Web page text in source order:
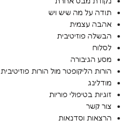
תודה על מה שיש ויש
אהבה עצמית
הבשלה פוזיטיבית
לסלוח
מסע הגיבורה
הורות הליקופטר מול הורות פוזיטיבית
מודלינג
זוגיות בטיפולי פוריות
צור קשר
הרצאות וסדנאות